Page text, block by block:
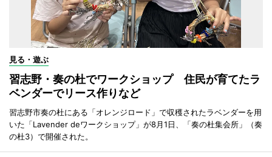
見る・遊ぶ
習志野・奏の杜でワークショップ 住民が育てたラ
ベンダーでリース作りなど
習志野市奏の杜にある「オレンジロード」で収穫されたラベンダーを用
いた「Lavender deワークショップ」が8月1日、「奏の杜集会所」（奏
の杜3）で開催された。